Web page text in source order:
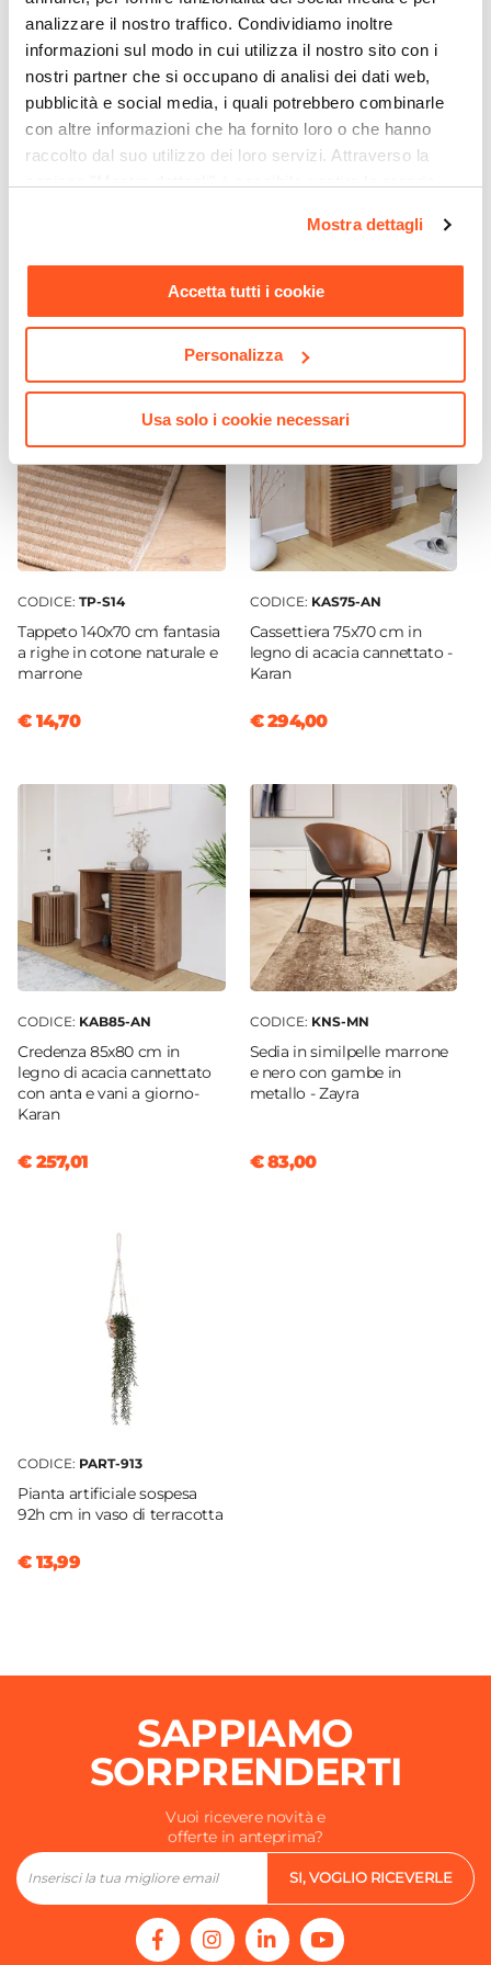
analizzare il nostro traffico. Condividiamo inoltre
informazioni sul modo in cui utilizza il nostro sito con i
nostri partner che si occupano di analisi dei dati web,
pubblicità e social media, i quali potrebbero combinarle
con altre informazioni che ha fornito loro o che hanno
raccolto dal suo utilizzo dei loro servizi. Attraverso la
momento. Per maggiori informazioni si invita a leggere la
Mostra dettagli
Accetta tutti i cookie
Personalizza
Usa solo i cookie necessari
CODICE:KAI18-AN
Tavolino basso 118x40h cm
CODICE:EL-VCC
Divano letto 3 posti in
cioccolato con braccioli
€ 290,01
CODICE: TP-S14
Tappeto 140x70 cm fantasia
a righe in cotone naturale e
marrone
€ 14,70
CODICE: KAS75-AN
Cassettiera 75x70 cm in
legno di acacia cannettato -
Karan
€ 294,00
CODICE: KAB85-AN
Credenza 85x80 cm in
legno di acacia cannettato
con anta e vani a giorno-
Karan
€ 257,01
CODICE: KNS-MN
Sedia in similpelle marrone
e nero con gambe in
metallo - Zayra
€ 83,00
CODICE: PART-913
Pianta artificiale sospesa
92h cm in vaso di terracotta
€ 13,99
SAPPIAMO
SORPRENDERTI
Vuoi ricevere novità e
offerte in anteprima?
SI, VOGLIO RICEVERLE